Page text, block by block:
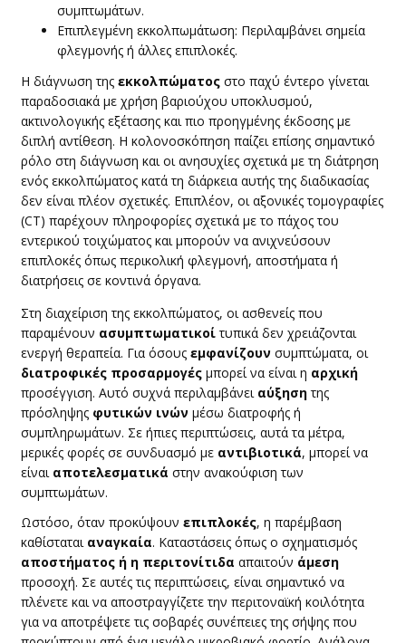
συμπτωμάτων.
Επιπλεγμένη εκκολπωμάτωση: Περιλαμβάνει σημεία
φλεγμονής ή άλλες επιπλοκές.
​Η διάγνωση της εκκολπώματος στο παχύ έντερο γίνεται
παραδοσιακά με χρήση βαριούχου υποκλυσμού,
ακτινολογικής εξέτασης και πιο προηγμένης έκδοσης με
διπλή αντίθεση. Η κολονοσκόπηση παίζει επίσης σημαντικό
ρόλο στη διάγνωση και οι ανησυχίες σχετικά με τη διάτρηση
ενός εκκολπώματος κατά τη διάρκεια αυτής της διαδικασίας
δεν είναι πλέον σχετικές. Επιπλέον, οι αξονικές τομογραφίες
(CT) παρέχουν πληροφορίες σχετικά με το πάχος του
εντερικού τοιχώματος και μπορούν να ανιχνεύσουν
επιπλοκές όπως περικολική φλεγμονή, αποστήματα ή
διατρήσεις σε κοντινά όργανα.
​Στη διαχείριση της εκκολπώματος, οι ασθενείς που
παραμένουν ασυμπτωματικοίτυπικά δεν χρειάζονται
ενεργή θεραπεία. Για όσους εμφανίζουν συμπτώματα, οι
διατροφικές προσαρμογές μπορεί να είναι η αρχική
προσέγγιση. Αυτό συχνά περιλαμβάνει αύξησητης
πρόσληψης φυτικών ινών μέσω διατροφής ή
συμπληρωμάτων. Σε ήπιες περιπτώσεις, αυτά τα μέτρα,
μερικές φορές σε συνδυασμό με αντιβιοτικά, μπορεί να
είναι αποτελεσματικά στην ανακούφιση των
συμπτωμάτων.
​Ωστόσο, όταν προκύψουν επιπλοκές, η παρέμβαση
καθίσταται αναγκαία. Καταστάσεις όπως ο σχηματισμός
αποστήματος ή η περιτονίτιδα απαιτούν άμεση
προσοχή. Σε αυτές τις περιπτώσεις, είναι σημαντικό να
πλένετε και να αποστραγγίζετε την περιτοναϊκή κοιλότητα
για να αποτρέψετε τις σοβαρές συνέπειες της σήψης που